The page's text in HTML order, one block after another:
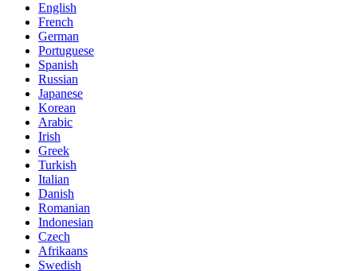
English
French
German
Portuguese
Spanish
Russian
Japanese
Korean
Arabic
Irish
Greek
Turkish
Italian
Danish
Romanian
Indonesian
Czech
Afrikaans
Swedish